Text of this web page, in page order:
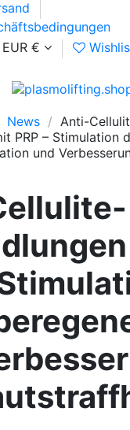
EUR €
News
Anti-
PRP – Stimulation
und